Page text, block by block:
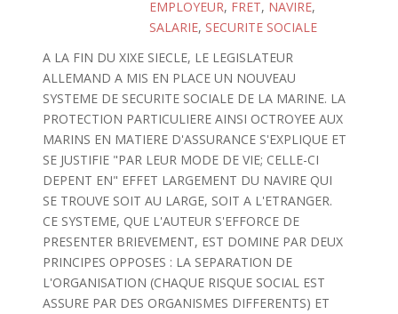
EMPLOYEUR, FRET, NAVIRE,
SALARIE, SECURITE SOCIALE
A LA FIN DU XIXE SIECLE, LE LEGISLATEUR
ALLEMAND A MIS EN PLACE UN NOUVEAU
SYSTEME DE SECURITE SOCIALE DE LA MARINE. LA
PROTECTION PARTICULIERE AINSI OCTROYEE AUX
MARINS EN MATIERE D'ASSURANCE S'EXPLIQUE ET
SE JUSTIFIE "PAR LEUR MODE DE VIE; CELLE-CI
DEPENT EN" EFFET LARGEMENT DU NAVIRE QUI
SE TROUVE SOIT AU LARGE, SOIT A L'ETRANGER.
CE SYSTEME, QUE L'AUTEUR S'EFFORCE DE
PRESENTER BRIEVEMENT, EST DOMINE PAR DEUX
PRINCIPES OPPOSES : LA SEPARATION DE
L'ORGANISATION (CHAQUE RISQUE SOCIAL EST
ASSURE PAR DES ORGANISMES DIFFERENTS) ET